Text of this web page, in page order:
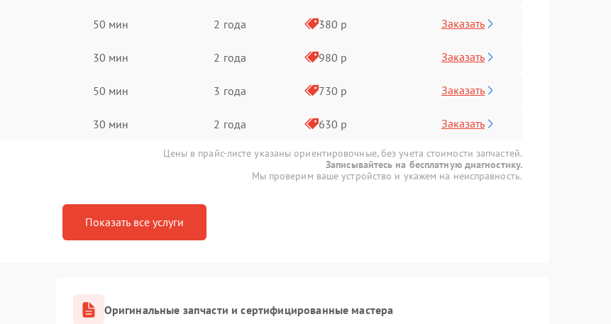
50 мин 2 года 380 р Заказать
30 мин 2 года 980 р Заказать
50 мин 3 года 730 р Заказать
30 мин 2 года 630 р Заказать
Цены в прайс-листе указаны ориентировочные, без учета стоимости запчастей.
Записывайтесь на бесплатную диагностику.
Мы проверим ваше устройство и укажем на неисправность.
Показать все услуги
Оригинальные запчасти и сертифицированные мастера